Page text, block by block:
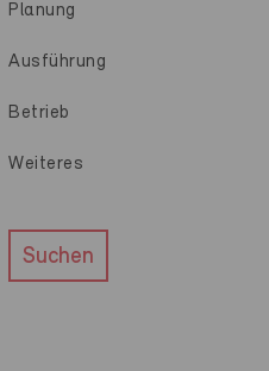
Planung
Ausführung
Betrieb
Weiteres
Suchen